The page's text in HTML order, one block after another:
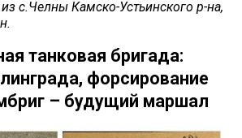
с.Челны Камско-Устьинского р-на,
танковая бригада:
форсирование
– будущий маршал